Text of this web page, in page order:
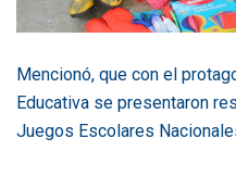
Mencionó, que con el
Educativa se presentaron
Juegos Escolares